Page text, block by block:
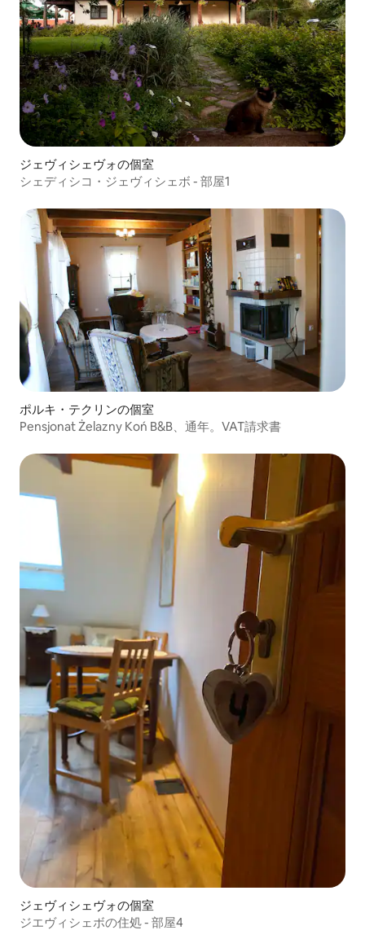
ジェヴィシェヴォの個室
シェディシコ・ジェヴィシェボ - 部屋1
ポルキ・テクリンの個室
Pensjonat Żelazny Koń B&B、通年。VAT請求書
ジェヴィシェヴォの個室
ジエヴィシェボの住処 - 部屋4